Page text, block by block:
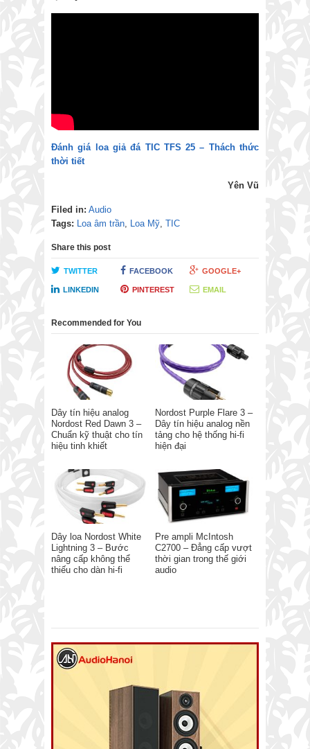
Đánh giá loa giả đá TIC TFS 25 – Thách thức
thời tiết
Yên Vũ
Filed in: Audio
Tags: Loa âm trần, Loa Mỹ, TIC
Share this post
TWITTER FACEBOOK GOOGLE+
LINKEDIN PINTEREST EMAIL
Recommended for You
Dây tín hiệu analog
Nordost Red Dawn 3 –
Chuẩn kỹ thuật cho tín
hiệu tinh khiết
Nordost Purple Flare 3 –
Dây tín hiệu analog nền
tảng cho hệ thống hi-fi
hiện đại
Dây loa Nordost White
Lightning 3 – Bước
nâng cấp không thể
thiếu cho dàn hi-fi
Pre ampli McIntosh
C2700 – Đẳng cấp vượt
thời gian trong thế giới
audio